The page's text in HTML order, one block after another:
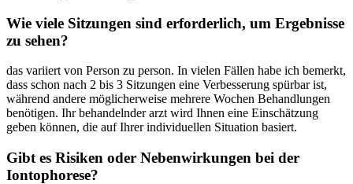
Wie viele Sitzungen ​sind erforderlich, um ⁣Ergebnisse
zu‌ sehen?
das⁤ variiert von Person ⁤zu⁣ person. In ​vielen Fällen habe ich⁣ bemerkt,
⁣dass schon nach 2 bis 3 Sitzungen eine⁢ Verbesserung spürbar ist,⁢
während​ andere möglicherweise mehrere Wochen ⁤Behandlungen
benötigen. Ihr⁢ behandelnder arzt wird Ihnen‌ eine Einschätzung
geben können, die auf​ Ihrer ​individuellen Situation⁢ basiert.
Gibt‌ es Risiken oder Nebenwirkungen⁤ bei der
Iontophorese?